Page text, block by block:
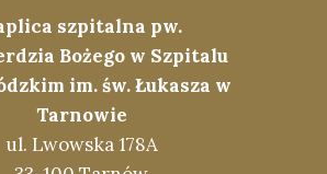
szpitalna pw.
Bożego w Szpitalu
im. św. Łukasza w
Tarnowie
ul. Lwowska 178A